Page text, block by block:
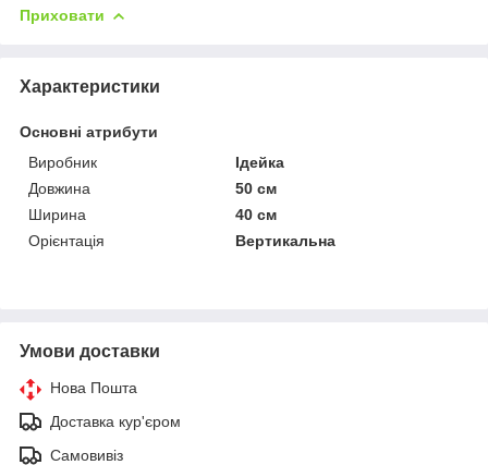
Приховати
Характеристики
Основні атрибути
Виробник
Ідейка
Довжина
50 см
Ширина
40 см
Орієнтація
Вертикальна
Умови доставки
Нова Пошта
Доставка кур'єром
Самовивіз